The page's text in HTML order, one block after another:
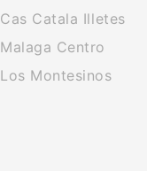
Cas Catala Illetes
Malaga Centro
Los Montesinos